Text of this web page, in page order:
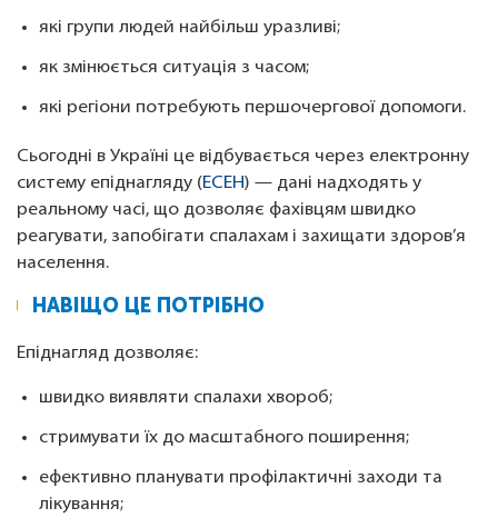
які групи людей найбільш уразливі;
як змінюється ситуація з часом;
які регіони потребують першочергової допомоги.
Сьогодні в Україні це відбувається через електронну
систему епіднагляду (ЕСЕН) — дані надходять у
реальному часі, що дозволяє фахівцям швидко
реагувати, запобігати спалахам і захищати здоров’я
населення.
НАВІЩО ЦЕ ПОТРІБНО
Епіднагляд дозволяє:
швидко виявляти спалахи хвороб;
стримувати їх до масштабного поширення;
ефективно планувати профілактичні заходи та
лікування;